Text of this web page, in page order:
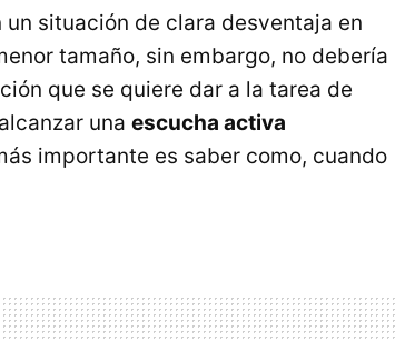
situación de clara desventaja en
tamaño, sin embargo, no debería
que se quiere dar a la tarea de
una escucha activa
importante es saber como, cuando